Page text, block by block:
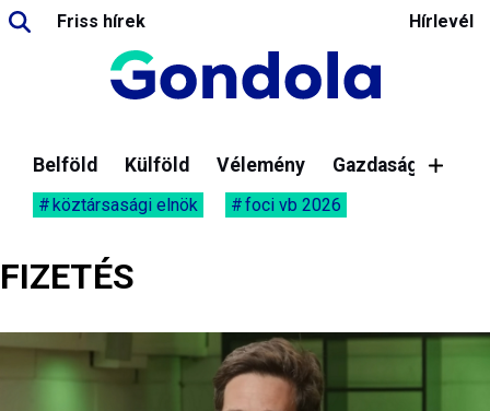
Friss hírek Hírlevél
Belföld Külföld Vélemény Gazdaság
köztársasági elnök foci vb 2026
FIZETÉS